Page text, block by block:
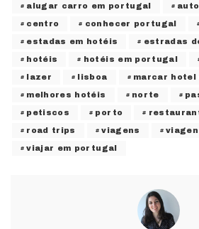
alugar carro em portugal
centro conhecer portugal
estadas em hotéis estradas
hotéis hotéis em portugal
lazer lisboa marcar hotel
melhores hotéis norte
petiscos porto
road trips viagens
viajar em portugal